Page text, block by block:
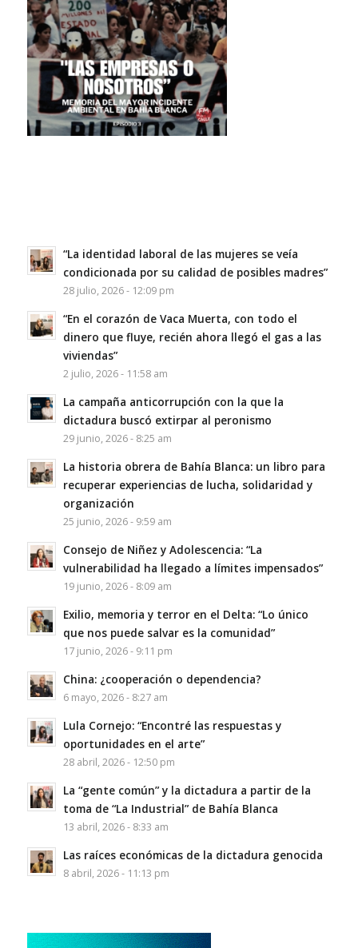
“La identidad laboral de las mujeres se veía
condicionada por su calidad de posibles madres”
28 julio, 2026 - 12:09 pm
“En el corazón de Vaca Muerta, con todo el
dinero que fluye, recién ahora llegó el gas a las
viviendas”
2 julio, 2026 - 11:58 am
La campaña anticorrupción con la que la
dictadura buscó extirpar al peronismo
29 junio, 2026 - 8:25 am
La historia obrera de Bahía Blanca: un libro para
recuperar experiencias de lucha, solidaridad y
organización
25 junio, 2026 - 9:59 am
Consejo de Niñez y Adolescencia: “La
vulnerabilidad ha llegado a límites impensados”
19 junio, 2026 - 8:09 am
Exilio, memoria y terror en el Delta: “Lo único
que nos puede salvar es la comunidad”
17 junio, 2026 - 9:11 pm
China: ¿cooperación o dependencia?
6 mayo, 2026 - 8:27 am
Lula Cornejo: “Encontré las respuestas y
oportunidades en el arte”
28 abril, 2026 - 12:50 pm
La “gente común” y la dictadura a partir de la
toma de “La Industrial” de Bahía Blanca
13 abril, 2026 - 8:33 am
Las raíces económicas de la dictadura genocida
8 abril, 2026 - 11:13 pm